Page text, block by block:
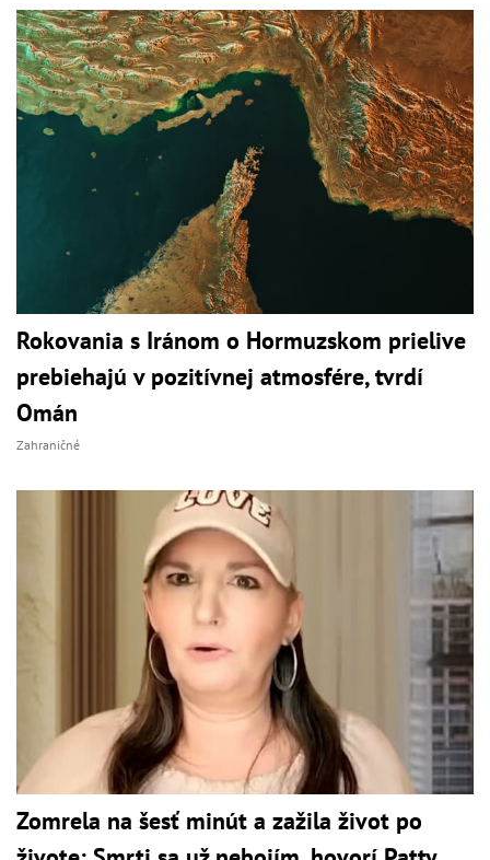
Rokovania s Iránom o Hormuzskom prielive
prebiehajú v pozitívnej atmosfére, tvrdí
Omán
Zahraničné
Zomrela na šesť minút a zažila život po